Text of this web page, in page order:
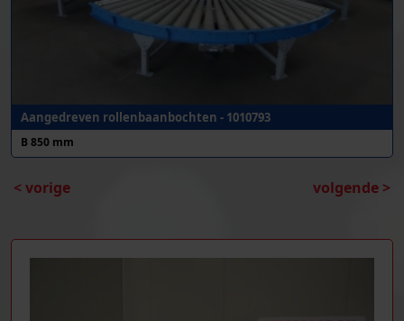
Aangedreven rollenbaanbochten - 1010793
B 850 mm
< vorige volgende >